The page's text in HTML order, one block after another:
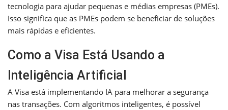
tecnologia para ajudar pequenas e médias empresas (PMEs).
Isso significa que as PMEs podem se beneficiar de soluções
mais rápidas e eficientes.
Como a Visa Está Usando a
Inteligência Artificial
A Visa está implementando IA para melhorar a segurança
nas transações. Com algoritmos inteligentes, é possível